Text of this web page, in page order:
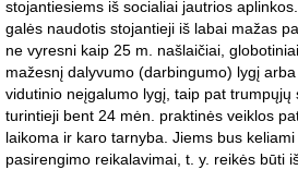
stojantiesiems iš socialiai jautrios
galės naudotis stojantieji iš labai mažas
ne vyresni kaip 25 m. našlaičiai,
mažesnį dalyvumo (darbingumo) lygį
vidutinio neįgalumo lygį, taip pat trumpųjų
turintieji bent 24 mėn. praktinės veiklos
laikoma ir karo tarnyba. Jiems bus
pasirengimo reikalavimai, t. y. reikės būti